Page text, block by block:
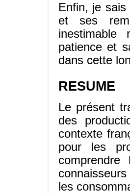
Enfin, je
et ses
patience et
dans cette
RESUME
Le présent
des
contexte
pour les
les